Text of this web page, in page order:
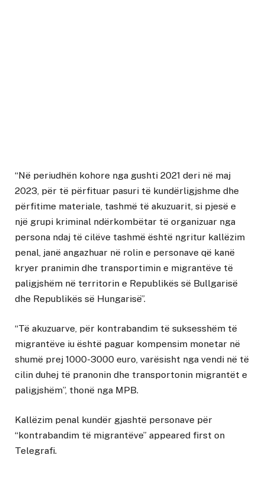
“Në periudhën kohore nga gushti 2021 deri në maj
2023, për të përfituar pasuri të kundërligjshme dhe
përfitime materiale, tashmë të akuzuarit, si pjesë e
një grupi kriminal ndërkombëtar të organizuar nga
persona ndaj të cilëve tashmë është ngritur kallëzim
penal, janë angazhuar në rolin e personave që kanë
kryer pranimin dhe transportimin e migrantëve të
paligjshëm në territorin e Republikës së Bullgarisë
dhe Republikës së Hungarisë”.
“Të akuzuarve, për kontrabandim të suksesshëm të
migrantëve iu është paguar kompensim monetar në
shumë prej 1000-3000 euro, varësisht nga vendi në të
cilin duhej të pranonin dhe transportonin migrantët e
paligjshëm”, thonë nga MPB.
Kallëzim penal kundër gjashtë personave për
“kontrabandim të migrantëve” appeared first on
Telegrafi.